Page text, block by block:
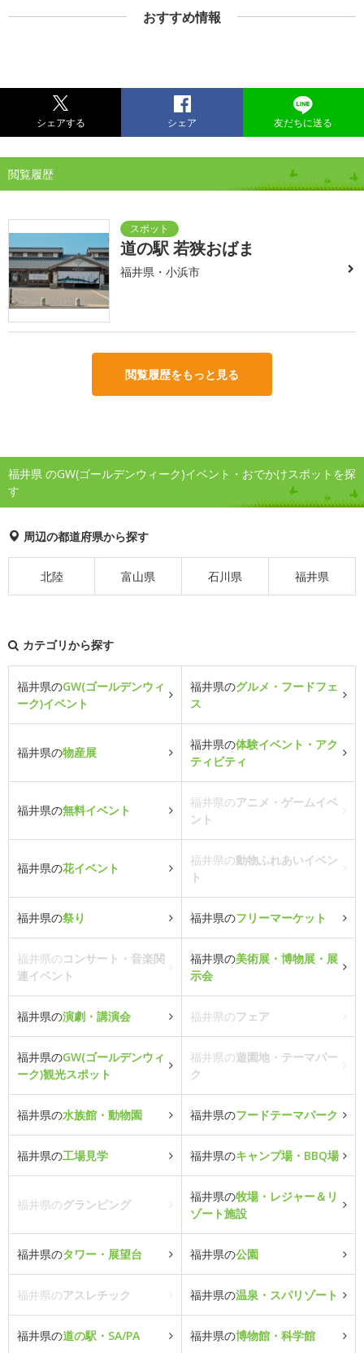
おすすめ情報
シェアする シェア 友だちに送る
閲覧履歴
道の駅 若狭おばま
福井県・小浜市
閲覧履歴をもっと見る
福井県 のGW(ゴールデンウィーク)イベント・おでかけスポットを探
す
周辺の都道府県から探す
北陸 富山県 石川県 福井県
カテゴリから探す
福井県のGW(ゴールデンウィ
ーク)イベント
福井県のグルメ・フードフェ
ス
福井県の物産展
福井県の体験イベント・アク
ティビティ
福井県の無料イベント
福井県のアニメ・ゲームイベ
ント
福井県の花イベント
福井県の動物ふれあいイベン
ト
福井県の祭り 福井県のフリーマーケット
福井県のコンサート・音楽関
連イベント
福井県の美術展・博物展・展
示会
福井県の演劇・講演会 福井県のフェア
福井県のGW(ゴールデンウィ
ーク)観光スポット
福井県の遊園地・テーマパー
ク
福井県の水族館・動物園 福井県のフードテーマパーク
福井県の工場見学 福井県のキャンプ場・BBQ場
福井県のグランピング
福井県の牧場・レジャー＆リ
ゾート施設
福井県のタワー・展望台 福井県の公園
福井県のアスレチック 福井県の温泉・スパリゾート
福井県の道の駅・SA/PA 福井県の博物館・科学館